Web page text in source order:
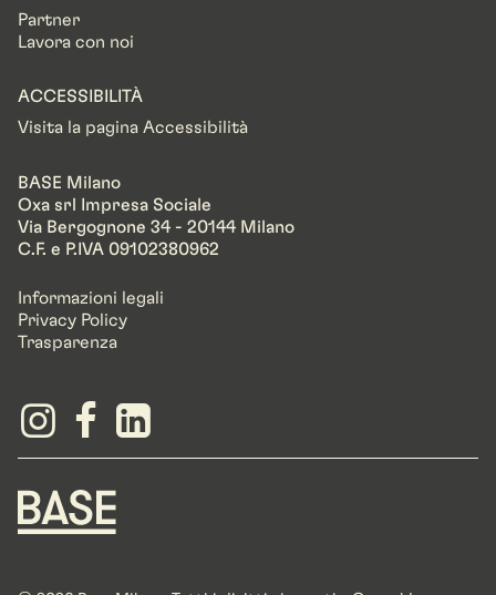
Partner
Lavora con noi
ACCESSIBILITÀ
Visita la pagina Accessibilità
BASE Milano
Oxa srl Impresa Sociale
Via Bergognone 34 - 20144 Milano
C.F. e P.IVA 09102380962
Informazioni legali
Privacy Policy
Trasparenza